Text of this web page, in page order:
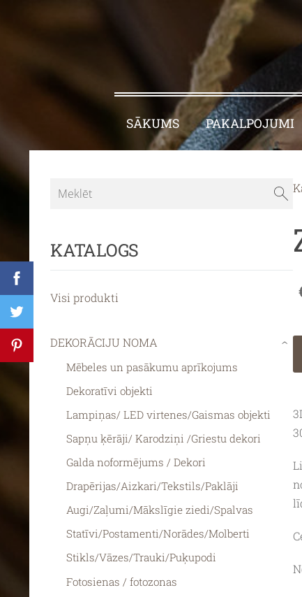
SĀKUMS PAKALPOJUMI
KATALOGS
Visi produkti
DEKORĀCIJU NOMA
Mēbeles un pasākumu aprīkojums
Dekoratīvi objekti
Lampiņas/ LED virtenes/Gaismas objekti
Sapņu ķērāji/ Karodziņi /Griestu dekori
Galda noformējums / Dekori
Drapērijas/Aizkari/Tekstils/Paklāji
Augi/Zaļumi/Mākslīgie ziedi/Spalvas
Statīvi/Postamenti/Norādes/Molberti
Stikls/Vāzes/Trauki/Puķupodi
Fotosienas / fotozonas
›